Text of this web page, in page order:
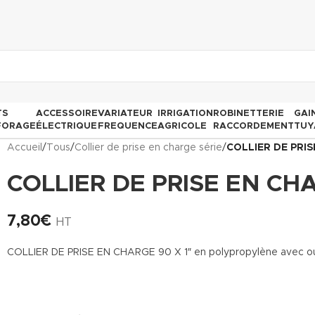
ACCESSOIRE
ÉLECTRIQUE
VARIATEUR
FREQUENCE
IRRIGATION
AGRICOLE
ROBINETTERIE
RACCORDEMENT
Accueil / Tous/Collier de prise en charge série/COLLIER DE
COLLIER DE PRISE EN
7,80€ HT
COLLIER DE PRISE EN CHARGE 90 X 1″ en polypropylène avec